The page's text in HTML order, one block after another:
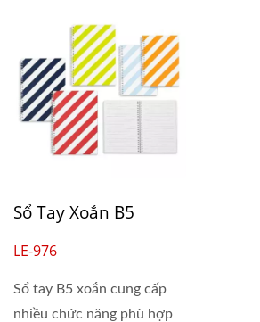
Sổ Tay Xoắn B5
LE-976
Sổ tay B5 xoắn cung cấp
nhiều chức năng phù hợp